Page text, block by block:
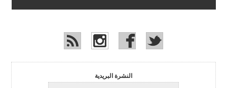
النشرة البريدية